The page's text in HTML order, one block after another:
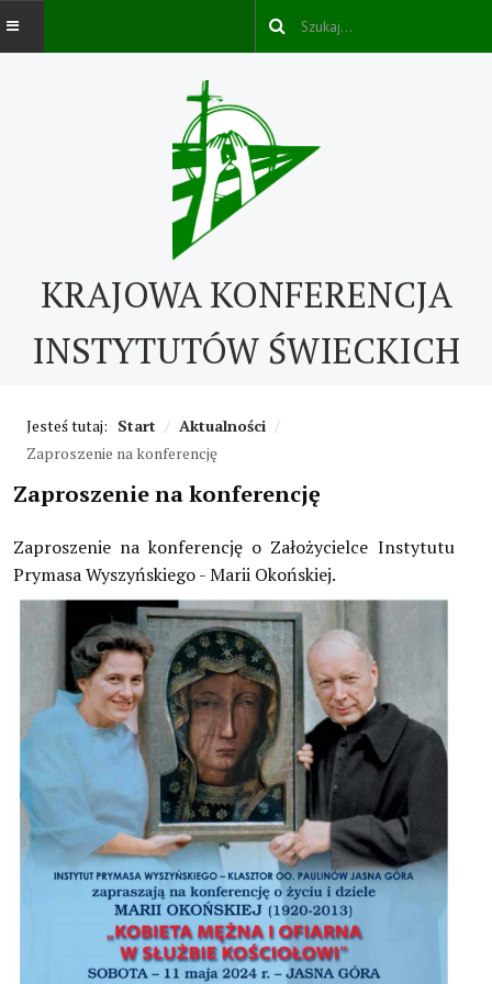
Kontakt
ABC IŚ
Historia IŚ
Instytuty świeckie kleryckie
Publikacje
Multimedia
IŚ W POLSCE
TERMINARZ
POLECAMY
KRAJOWA KONFERENCJA
INSTYTUTÓW ŚWIECKICH
Jesteś tutaj: Start / Aktualności /
Zaproszenie na konferencję
Zaproszenie na konferencję
Zaproszenie na konferencję o Założycielce Instytutu
Prymasa Wyszyńskiego - Marii Okońskiej.